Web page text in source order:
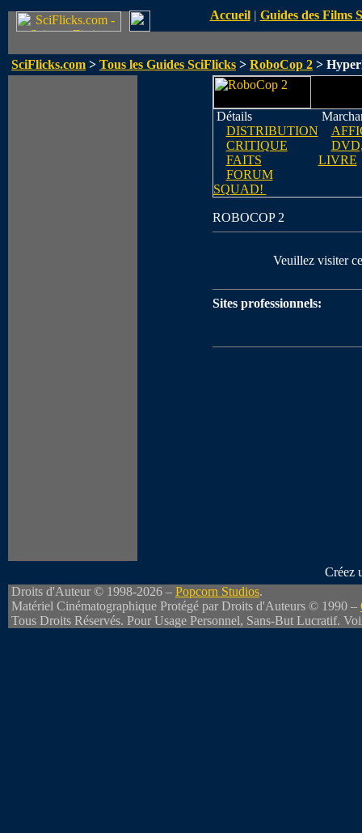
Accueil| Guides des Films
SciFlicks.com > Tous les Guides SciFlicks > RoboCop 2 >
Détails
DISTRIBUTION
CRITIQUE
FAITS
FORUM
SQUAD!
LIVRE
ROBOCOP 2
Veuillez visiter
Sites professionnels:
Créez
Droits d'Auteur © 1998-2026 – Popcorn Studios.
Matériel Cinématographique Protégé par Droits d'Auteurs © 1990 –
Tous Droits Réservés. Pour Usage Personnel, Sans-But Lucratif.